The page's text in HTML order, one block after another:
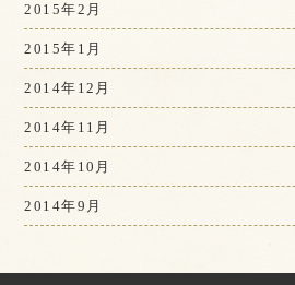
2015年2月
2015年1月
2014年12月
2014年11月
2014年10月
2014年9月